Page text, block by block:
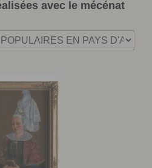
avec le mécénat